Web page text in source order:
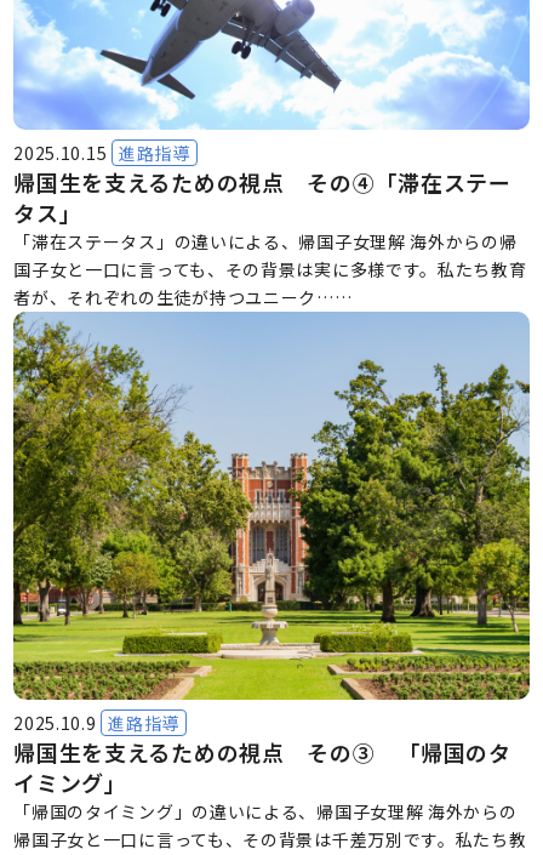
2025.10.15 進路指導
帰国生を支えるための視点 その④「滞在ステー
タス」
「滞在ステータス」の違いによる、帰国子女理解 海外からの帰
国子女と一口に言っても、その背景は実に多様です。私たち教育
者が、それぞれの生徒が持つユニーク……
2025.10.9 進路指導
帰国生を支えるための視点 その③ 「帰国のタ
イミング」
「帰国のタイミング」の違いによる、帰国子女理解 海外からの
帰国子女と一口に言っても、その背景は千差万別です。私たち教